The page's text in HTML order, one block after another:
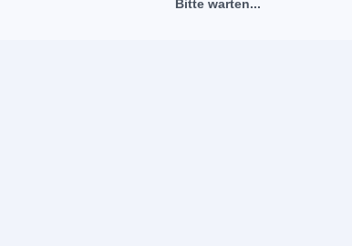
Bitte warten...